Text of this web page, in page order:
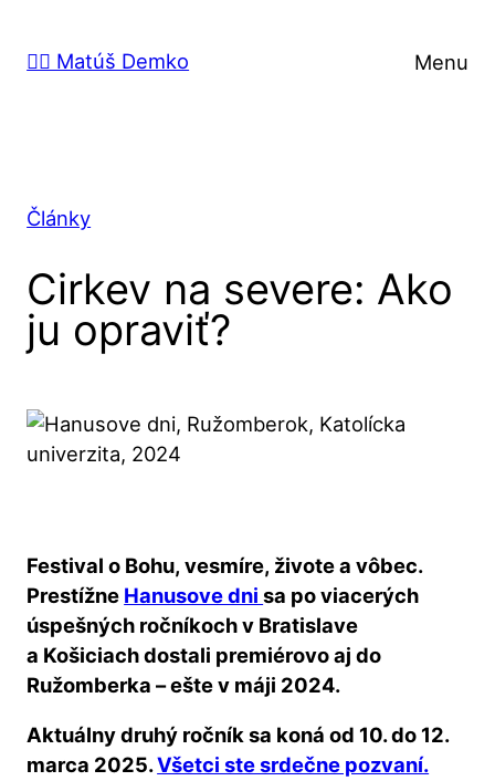
na🙋‍♂️ Matúš Demko Menu
Články
Cirkev na severe: Ako
ju opraviť?
Festival o Bohu, vesmíre, živote a vôbec.
Prestížne Hanusove dnisa po viacerých
úspešných ročníkoch v Bratislave
a Košiciach dostali premiérovo aj do
Ružomberka – ešte v máji 2024.
Aktuálny druhý ročník sa koná od 10. do 12.
marca 2025.Všetci ste srdečne pozvaní.